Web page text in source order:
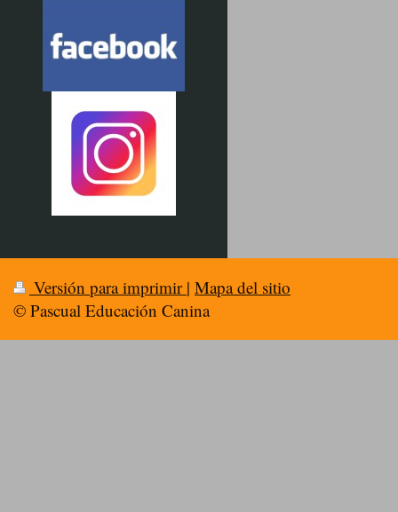
Versión para imprimir | Mapa del sitio
© Pascual Educación Canina